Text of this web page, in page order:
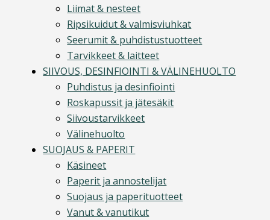
Liimat & nesteet
Ripsikuidut & valmisviuhkat
Seerumit & puhdistustuotteet
Tarvikkeet & laitteet
SIIVOUS, DESINFIOINTI & VÄLINEHUOLTO
Puhdistus ja desinfiointi
Roskapussit ja jätesäkit
Siivoustarvikkeet
Välinehuolto
SUOJAUS & PAPERIT
Käsineet
Paperit ja annostelijat
Suojaus ja paperituotteet
Vanut & vanutikut